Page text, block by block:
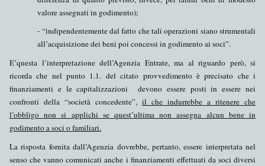
valore assegnati in godimento);
- “indipendentementedal fatto che tali operazioni sianostrumentali
all’acquisizione dei beni poi concessi in godimento ai soci”.
E’questa l’interpretazione dell’Agenzia Entrate, ma al riguardo però,si
ricorda che nel punto 1.1. del citato provvedimento è precisato che i
finanziamenti e le capitalizzazioni devono essere posti in essere nei
confronti della “società concedente”, il che indurrebbe a ritenere che
l’obbligo non si applichi se quest’ultimanon assegna alcun bene in
godimentoa soci o familiari.
La risposta fornita dall’Agenzia dovrebbe, pertanto, essere interpretata nel
senso che vanno comunicati anche i finanziamenti effettuati da soci diversi